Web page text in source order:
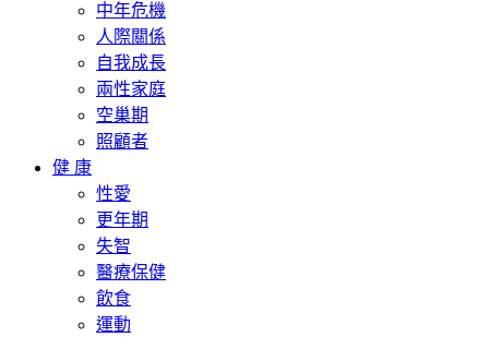
中年危機
人際關係
自我成長
兩性家庭
空巢期
照顧者
健 康
性愛
更年期
失智
醫療保健
飲食
運動